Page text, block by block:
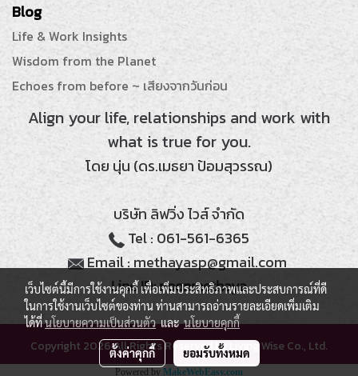
Blog
Life & Work Insights
Wisdom from the Planet
Echoes from before ~ เสียงจากวันก่อน
Align your life, relationships and work with
what is true for you.
โดย นุ่น (ดร.เมธยา ป้อมสุวรรณ)
บริษัท ลิฟวิ่ง ไวส์ จำกัด
Tel : 061-561-6365
Email : methayasp@gmail.com
Line ID: noonmethaya
Copyright 2026 All Rights Reserved by Living Wise Co., Ltd.
Powered by MakeWebEasy.com
เว็บไซต์นี้มีการใช้งานคุกกี้ เพื่อเพิ่มประสิทธิภาพและประสบการณ์ที่ดี
ในการใช้งานเว็บไซต์ของท่าน ท่านสามารถอ่านรายละเอียดเพิ่มเติม
ได้ที่นโยบายความเป็นส่วนตัวและนโยบายคุกกี้
ตั้งค่าคุกกี้ ยอมรับทั้งหมด